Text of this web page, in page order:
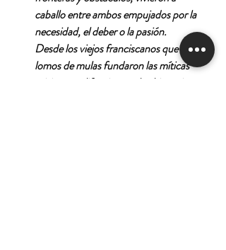
caballo entre ambos empujados por la
necesidad, el deber o la pasión.
Desde los viejos franciscanos que a
lomos de mulas fundaron las míticas
misiones californianas a los hispanistas